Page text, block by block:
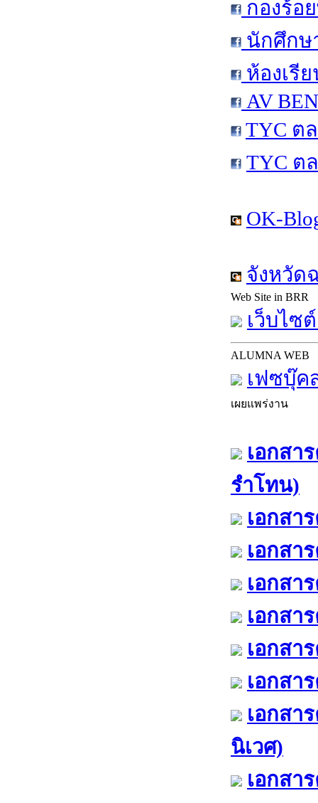
กองร้อ
นักศึกษ
ห้องเรี
AV
TYC ต
TYC ต
OK-
จังหวัด
Web Site in BRR
เว็บไซ
ALUMNA WEB
เฟซบุ๊ค
เผยแพร่งาน
เอกสา
รำโทน)
เอกสา
เอกสา
เอกสา
เอกสา
เอกสา
เอกสา
เอกสา
นิเวศ)
เอกสา